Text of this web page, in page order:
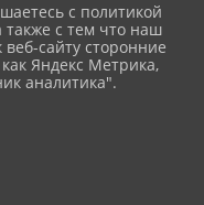
11
"ЛЁГКОЕ
СИГАРЕТ" К
ТАБАКА
с политикой
с тем что наш
сайту сторонние
Яндекс Метрика,
аналитика".